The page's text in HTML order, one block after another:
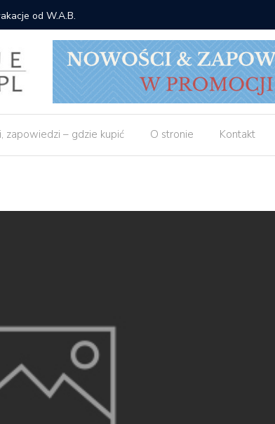
Gorzka – Copycat
zapowiedzi – gdzie kupić O stronie Kontakt